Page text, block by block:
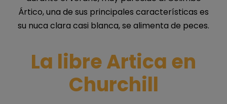
Ártico, una de sus principales características es
su nuca clara casi blanca, se alimenta de peces.
La libre Artica en
Churchill